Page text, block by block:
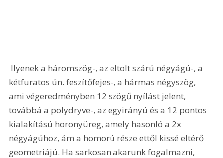
kétfuratos ún. feszítőfejes-, a hármas négyszög,
ami végeredményben 12 szögű nyílást jelent,
továbbá a polydryve-, az egyirányú és a 12 pontos
kialakítású horonyüreg, amely hasonló a 2x
négyágúhoz, ám a homorú része ettől kissé eltérő
geometriájú. Ha sarkosan akarunk fogalmazni,